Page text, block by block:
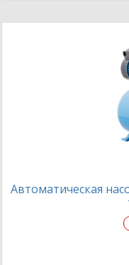
Автоматическая